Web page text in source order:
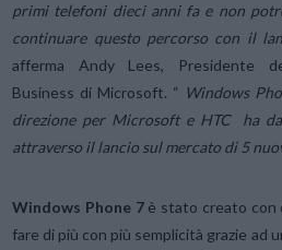
primi telefoni dieci anni fa e non
continuare questo percorso con il
afferma Andy Lees, Presidente
Business di Microsoft. “ Windows
direzione per Microsoft e HTC ha
attraverso il lancio sul mercato di 5
Windows Phone 7è stato creato con
fare di più con più semplicità grazie ad